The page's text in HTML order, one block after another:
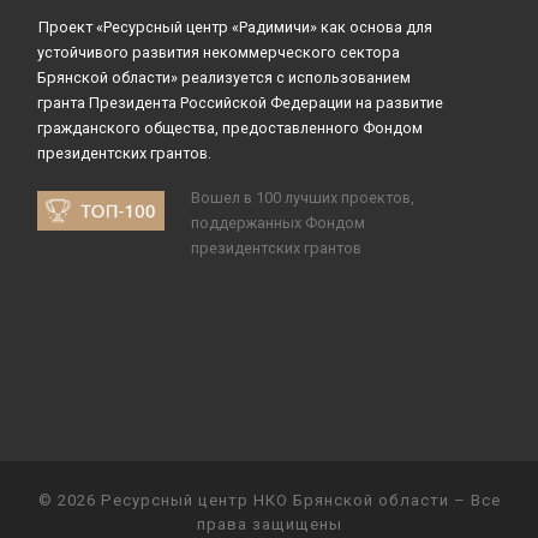
Проект «Ресурсный центр «Радимичи» как основа для
устойчивого развития некоммерческого сектора
Брянской области» реализуется с использованием
гранта Президента Российской Федерации на развитие
гражданского общества, предоставленного Фондом
президентских грантов.
Вошел в 100 лучших проектов,
поддержанных Фондом
президентских грантов
© 2026 Ресурсный центр НКО Брянской области – Все
права защищены